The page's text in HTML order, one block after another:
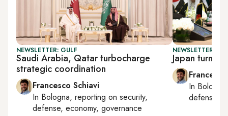
NEWSLETTER: GULF
Saudi Arabia, Qatar turbocharge
strategic coordination
Francesco Schiavi
In Bologna, reporting on security,
defense, economy, governance
NEWSLETTER:
Japan turns
In Bologna
defense,